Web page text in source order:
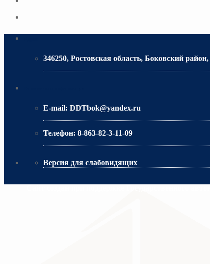
346250, Ростовская область, Боковский
E-mail: DDTbok@yandex.ru
Телефон: 8-863-82-3-11-09
Версия для слабовидящих